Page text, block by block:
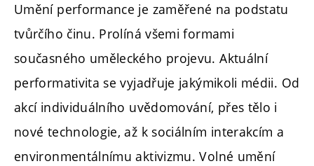
Umění performance je zaměřené na podstatu
tvůrčího činu. Prolíná všemi formami
současného uměleckého projevu. Aktuální
performativita se vyjadřuje jakýmikoli médii. Od
akcí individuálního uvědomování, přes tělo i
nové technologie, až k sociálním interakcím a
environmentálnímu aktivizmu. Volné umění